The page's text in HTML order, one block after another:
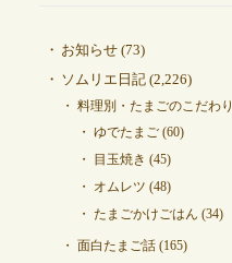
お知らせ(73)
ソムリエ日記(2,226)
料理別・たまごのこだわり
ゆでたまご(60)
目玉焼き (45)
オムレツ (48)
たまごかけごはん (34)
面白たまご話(165)